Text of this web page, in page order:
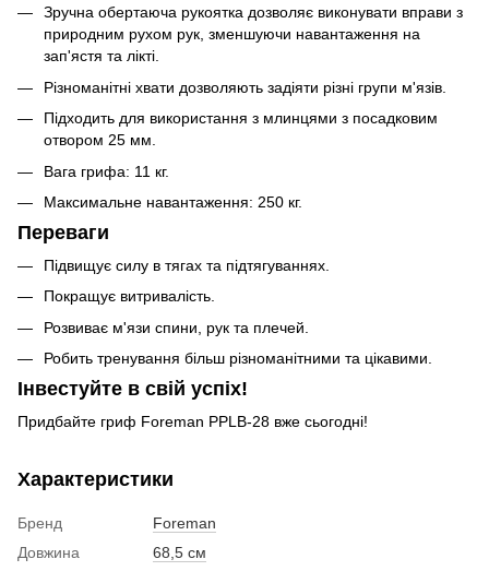
Зручна обертаюча рукоятка дозволяє виконувати вправи з
природним рухом рук, зменшуючи навантаження на
зап'ястя та лікті.
Різноманітні хвати дозволяють задіяти різні групи м'язів.
Підходить для використання з млинцями з посадковим
отвором 25 мм.
Вага грифа: 11 кг.
Максимальне навантаження: 250 кг.
Переваги
Підвищує силу в тягах та підтягуваннях.
Покращує витривалість.
Розвиває м'язи спини, рук та плечей.
Робить тренування більш різноманітними та цікавими.
Інвестуйте в свій успіх!
Придбайте гриф Foreman PPLB-28 вже сьогодні!
Характеристики
Бренд
Foreman
Довжина
68,5 см